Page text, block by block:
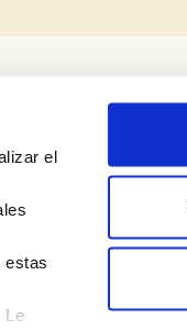
el
estas
Le
privadesa